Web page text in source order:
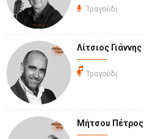
Τραγούδι
Λίτσιος Γιάννης
Τραγούδι
Μήτσου Πέτρος